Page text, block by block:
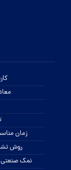
زمان
روش
نمک صنعتی